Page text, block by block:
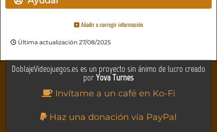
Añadir o corregir información
Última actualización 27/08/2025
DoblajeVideojuegos.es es un proyecto sin ánimo de lucro creado
porYova Turnes
Invítame a un café en Ko-Fi
Haz una donación vía PayPal